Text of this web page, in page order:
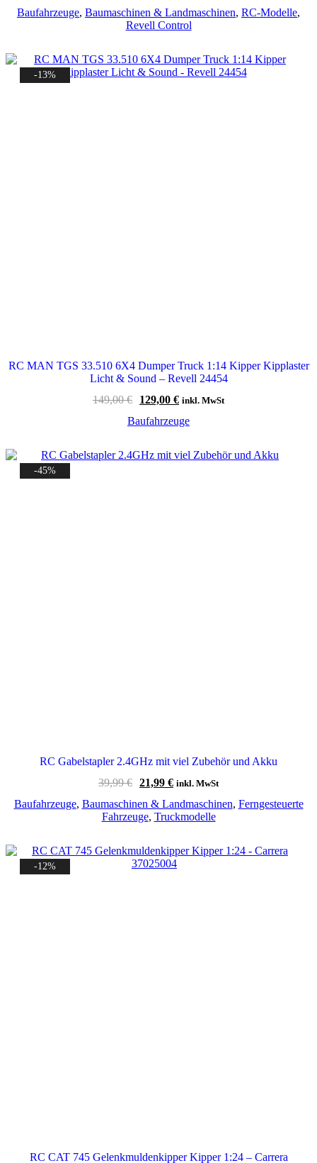
war:
49,99 €
ist:
44,99 €.
Baufahrzeuge, Baumaschinen & Landmaschinen, RC-Modelle,
Revell Control
-13%
RC MAN TGS 33.510 6X4 Dumper Truck 1:14 Kipper Kipplaster
Licht & Sound – Revell 24454
149,00€
Ursprünglicher
war:
129,00 €Aktueller
ist:
inkl. MwSt
Baufahrzeuge
-45%
RC Gabelstapler 2.4GHz mit viel Zubehör und Akku
39,99€ Ursprünglicher
war:
39,99 €
21,99 €Aktueller
ist:
21,99 €.
inkl. MwSt
Baufahrzeuge, Baumaschinen & Landmaschinen, Ferngesteuerte
Fahrzeuge, Truckmodelle
-12%
RC CAT 745 Gelenkmuldenkipper Kipper 1:24 – Carrera